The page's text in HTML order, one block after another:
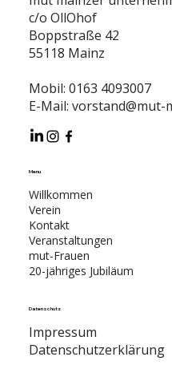
c/o OllOhof
Boppstraße 42
55118 Mainz
Mobil: 0163 4093007
E-Mail: vorstand@mut-
Menu
Willkommen
Verein
Kontakt
Veranstaltungen
mut-Frauen
20-jähriges Jubiläum
Datenschutz
Impressum
Datenschutzerklärung